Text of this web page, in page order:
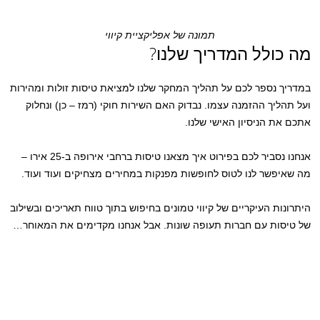
תמונה של אפליקציית קיווי
מה כולל המדריך שלנו?
במדריך נספר לכם על תהליך המחקר שלנו למציאת טיסות זולות ומהירות
ועל תהליך ההזמנה עצמו. נבדוק האם השירות חוקי (רמז – כן) ונחלוק
אתכם את הניסיון האישי שלנו.
אנחנו נסביר לכם בפירוט איך מצאנו טיסות ברחבי אירופה ב-25 אירו –
מה שאיפשר לנו לטוס לחופשות מפנקות במחירים מצחיקים ועוד ועוד.
היתרונות העיקריים של קיווי טמונים בחיפוש בתוך טווח תאריכים ובשילוב
של טיסות עם חברות תעופה שונות. אבל אנחנו מקדימים את המאוחר…